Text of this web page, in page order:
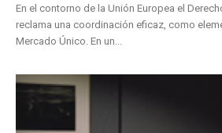
En el contorno de la Unión Europea el
reclama una coordinación eficaz, como
Mercado Único. En un...